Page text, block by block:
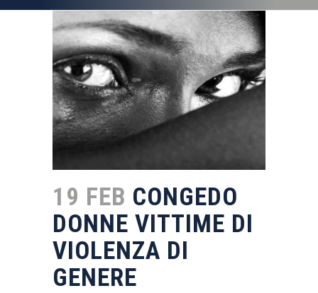
19 FEB CONGEDO
DONNE VITTIME DI
VIOLENZA DI
GENERE